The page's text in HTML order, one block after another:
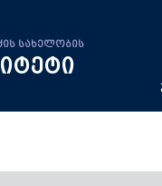
სახელობის